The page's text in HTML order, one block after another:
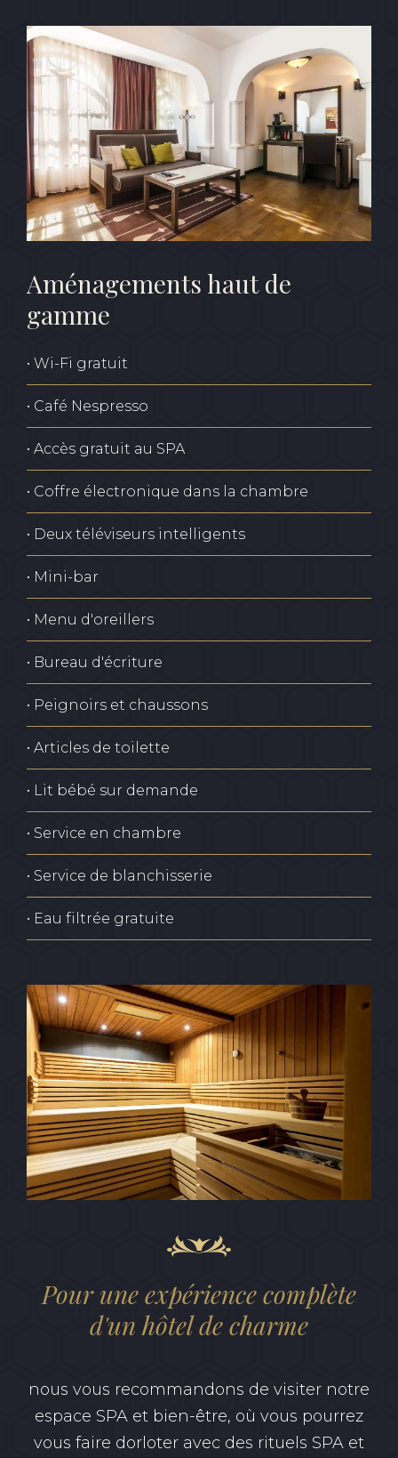
Aménagements haut de
gamme
• Wi-Fi gratuit
• Café Nespresso
• Accès gratuit au SPA
• Coffre électronique dans la chambre
• Deux téléviseurs intelligents
• Mini-bar
• Menu d'oreillers
• Bureau d'écriture
• Peignoirs et chaussons
• Articles de toilette
• Lit bébé sur demande
• Service en chambre
• Service de blanchisserie
• Eau filtrée gratuite
Pour une expérience complète
d'un hôtel de charme
nous vous recommandons de visiter notre
espace SPA et bien-être, où vous pourrez
vous faire dorloter avec des rituels SPA et